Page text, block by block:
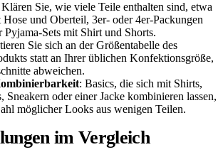
Klären Sie, wie viele Teile enthalten sind, etwa
und Oberteil, 3er- oder 4er-Packungen
Pyjama-Sets mit Shirt und Shorts.
Sie sich an der Größentabelle des
statt an Ihrer üblichen Konfektionsgröße,
abweichen.
: Basics, die sich mit Shirts,
Sneakern oder einer Jacke kombinieren lassen,
möglicher Looks aus wenigen Teilen.
im Vergleich